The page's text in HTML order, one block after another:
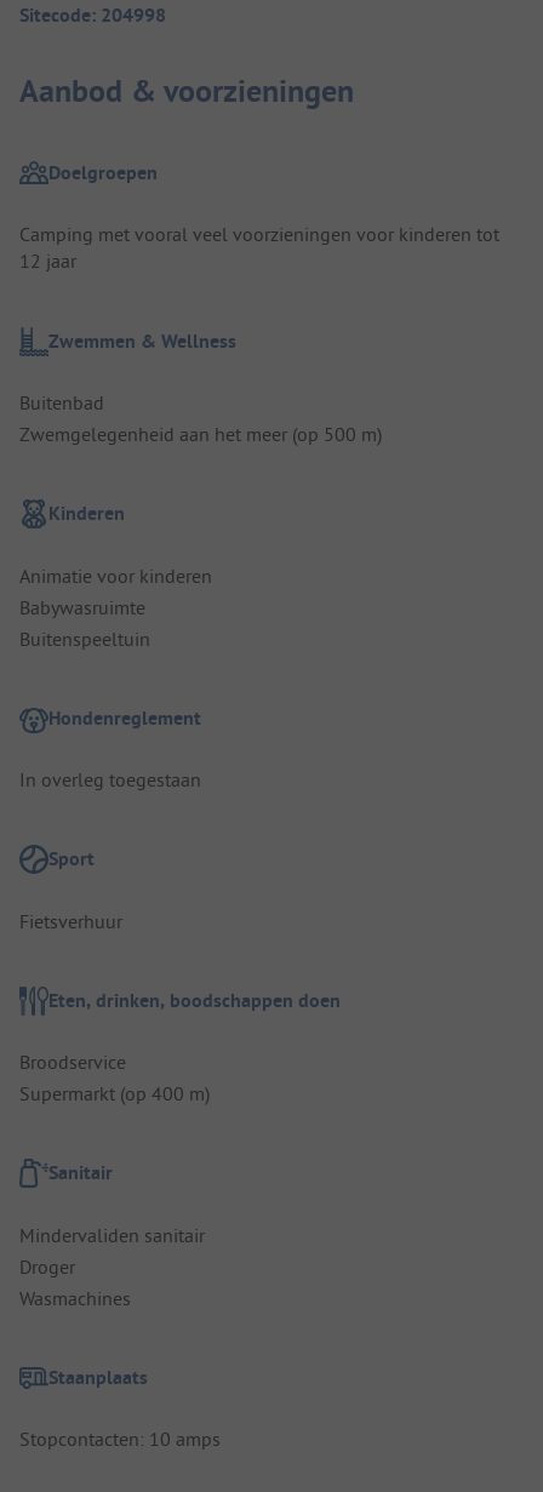
Sitecode: 204998
Aanbod & voorzieningen
Doelgroepen
Camping met vooral veel voorzieningen voor kinderen tot
12 jaar
Zwemmen & Wellness
Buitenbad
Zwemgelegenheid aan het meer (op 500 m)
Kinderen
Animatie voor kinderen
Babywasruimte
Buitenspeeltuin
Hondenreglement
In overleg toegestaan
Sport
Fietsverhuur
Eten, drinken, boodschappen doen
Broodservice
Supermarkt (op 400 m)
Sanitair
Mindervaliden sanitair
Droger
Wasmachines
Staanplaats
Stopcontacten: 10 amps